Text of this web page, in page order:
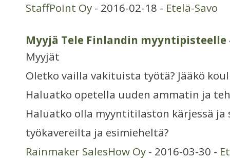
StaffPoint Oy - 2016-02-18 - Etelä-Savo
Myyjä Tele Finlandin myyntipisteelle
Myyjät
Oletko vailla vakituista työtä? Jääkö
Haluatko opetella uuden ammatin ja
Haluatko olla myyntitilaston kärjessä ja
työkavereilta ja esimieheltä?
Rainmaker SalesHow Oy - 2016-03-30 -